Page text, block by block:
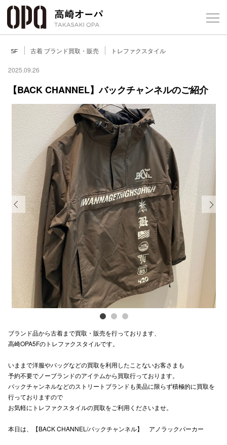
5F 古着 ブランド買取・販売 トレファクスタイル
2025.09.26
【BACK CHANNEL】バックチャンネルのご紹介
Previous
ブランド品から古着まで買取・販売を行っております、
高崎OPA5Fのトレファクスタイルです。
いままで洋服やバッグなどの買取を利用したことないお客さまも
予約不要でノーブランドのアイテムから買取行っております。
バックチャンネルなどのストリートブランドも美品に限らず積極的に買取を
行っておりますので
お気軽にトレファクスタイルの買取をご利用くださいませ。
本日は、【BACK CHANNEL/バックチャンネル】 アノラックパーカー
フロア
ショッ
レスト
施設案内
アクセ
公式SNS
ソーシャル